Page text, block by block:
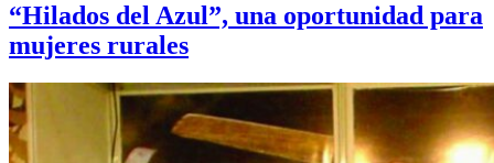
“Hilados del Azul”, una oportunidad para
mujeres rurales